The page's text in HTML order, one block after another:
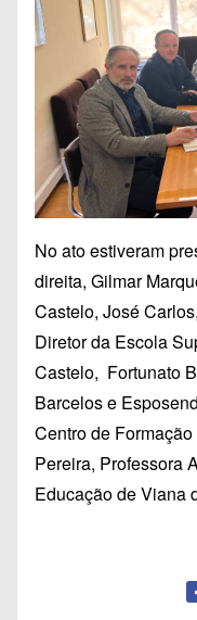
No ato estiveram
direita, Gilmar
Castelo, José
Diretor da Escola
Castelo, Fortunato
Barcelos e
Centro de
Pereira, Professora
Educação de Viana